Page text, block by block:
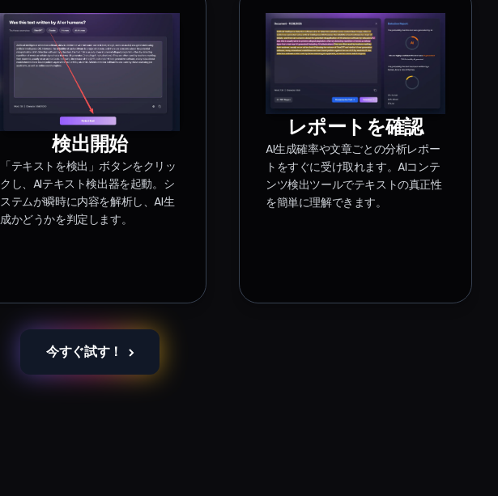
検出開始
「テキストを検出」ボタンをクリッ
クし、AIテキスト検出器を起動。シ
ステムが瞬時に内容を解析し、AI生
成かどうかを判定します。
レポートを確認
AI生成確率や文章ごとの分析レポー
トをすぐに受け取れます。AIコンテ
ンツ検出ツールでテキストの真正性
を簡単に理解できます。
今すぐ試す！